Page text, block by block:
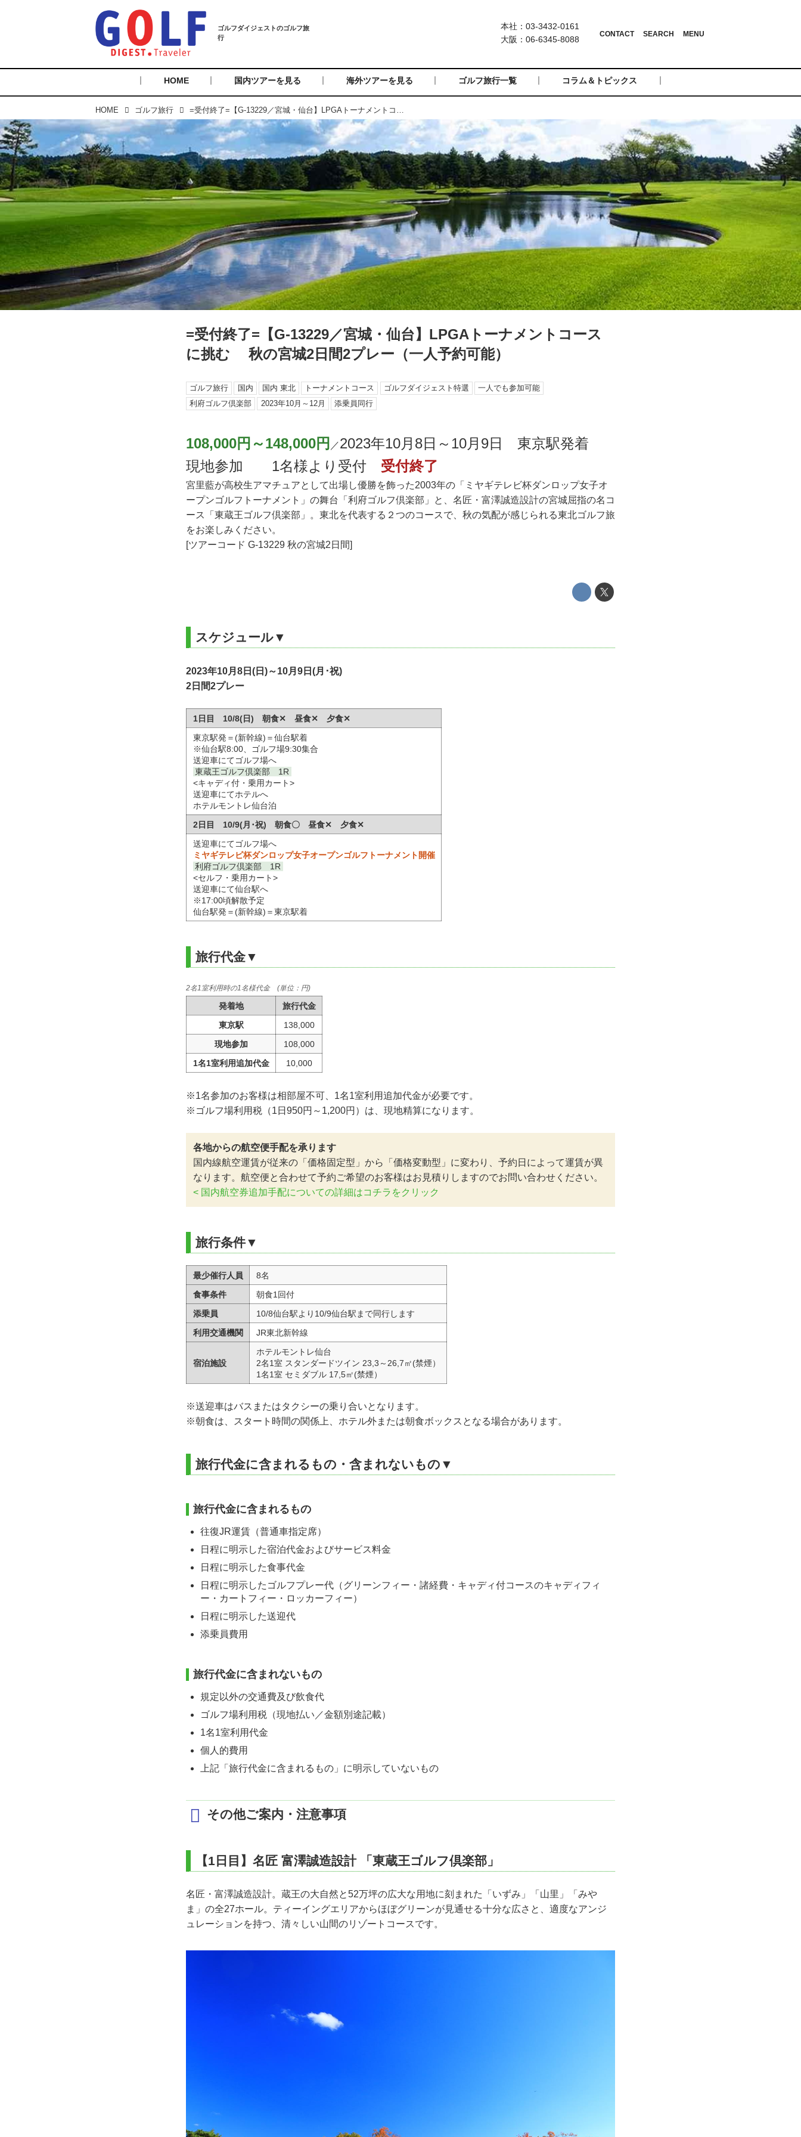
HOME 国内ツアーを見る 海外ツアーを見る ゴルフ旅行一覧 コラム＆トピックス
本社：03-3432-0161
大阪：06-6345-8088
HOME ゴルフ旅行 =受付終了=【G-13229／宮城・仙台】LPGAトーナメントコースに挑む 秋の宮城2日間2プレー（一人予約可能）
=受付終了=【G-13229／宮城・仙台】LPGAトーナメントコース
に挑む 秋の宮城2日間2プレー（一人予約可能）
ゴルフ旅行 国内 国内 東北 トーナメントコース ゴルフダイジェスト特選
一人でも参加可能
利府ゴルフ倶楽部
2023年10月～12月 添乗員同行
108,000円～148,000円 ／2023年10月8日～10月9日 東京駅発着
現地参加 1名様より受付 受付終了
宮里藍が高校生アマチュアとして出場し優勝を飾った2003年の「ミヤギテレビ杯ダンロップ女子オ
ープンゴルフトーナメント」の舞台「利府ゴルフ倶楽部」と、名匠・富澤誠造設計の宮城屈指の名コ
ース「東蔵王ゴルフ倶楽部」。東北を代表する２つのコースで、秋の気配が感じられる東北ゴルフ旅
をお楽しみください。
[ツアーコード G-13229 秋の宮城2日間]
スケジュール▼
2023年10月8日(日)～10月9日(月･祝)
2日間2プレー
1日目 10/8(日) 朝食✕ 昼食✕ 夕食✕
東京駅発＝(新幹線)＝仙台駅着
※仙台駅8:00、ゴルフ場9:30集合
送迎車にてゴルフ場へ
東蔵王ゴルフ倶楽部 1R
<キャディ付・乗用カート>
送迎車にてホテルへ
ホテルモントレ仙台泊
2日目 10/9(月･祝) 朝食〇 昼食✕ 夕食✕
送迎車にてゴルフ場へ
ミヤギテレビ杯ダンロップ女子オープンゴルフトーナメント開催
利府ゴルフ倶楽部 1R
<セルフ・乗用カート>
送迎車にて仙台駅へ
※17:00頃解散予定
仙台駅発＝(新幹線)＝東京駅着
旅行代金▼
発着地
旅行代金
東京駅
138,000
現地参加
108,000
1名1室利用追加代金
10,000
2名1室利用時の1名様代金 (単位：円)
※1名参加のお客様は相部屋不可、1名1室利用追加代金が必要です。
※ゴルフ場利用税（1日950円～1,200円）は、現地精算になります。
各地からの航空便手配を承ります
国内線航空運賃が従来の「価格固定型」から「価格変動型」に変わり、予約日によって運賃が異
なります。航空便と合わせて予約ご希望のお客様はお見積りしますのでお問い合わせください。
< 国内航空券追加手配についての詳細はコチラをクリック
旅行条件▼
最少催行人員
8名
食事条件
朝食1回付
添乗員
10/8仙台駅より10/9仙台駅まで同行します
利用交通機関
JR東北新幹線
宿泊施設
ホテルモントレ仙台
2名1室 スタンダードツイン 23,3～26,7㎡(禁煙）
1名1室 セミダブル 17,5㎡(禁煙）
※送迎車はバスまたはタクシーの乗り合いとなります。
※朝食は、スタート時間の関係上、ホテル外または朝食ボックスとなる場合があります。
旅行代金に含まれるもの・含まれないもの▼
旅行代金に含まれるもの
往復JR運賃（普通車指定席）
日程に明示した宿泊代金およびサービス料金
日程に明示した食事代金
日程に明示したゴルフプレー代（グリーンフィー・諸経費・キャディ付コースのキャディフィ
ー・カートフィー・ロッカーフィー）
日程に明示した送迎代
添乗員費用
旅行代金に含まれないもの
規定以外の交通費及び飲食代
ゴルフ場利用税（現地払い／金額別途記載）
1名1室利用代金
個人的費用
上記「旅行代金に含まれるもの」に明示していないもの
その他ご案内・注意事項
【1日目】名匠 富澤誠造設計 「東蔵王ゴルフ倶楽部」
名匠・富澤誠造設計。蔵王の大自然と52万坪の広大な用地に刻まれた「いずみ」「山里」「みや
ま」の全27ホール。ティーイングエリアからほぼグリーンが見通せる十分な広さと、適度なアンジ
ュレーションを持つ、清々しい山間のリゾートコースです。